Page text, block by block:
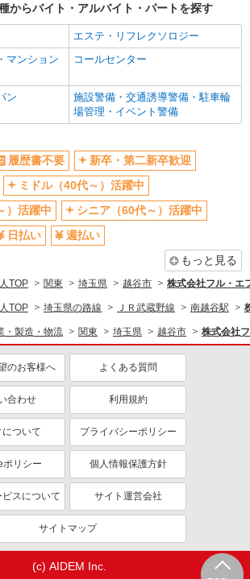
探す
探す
中
日払い
交通費支給
からバイト・アルバイト・パートを探す
エステ・リフレクソロジー
マンション
コールセンター
ン
施設警備・交通誘導警備・駐車輪
場管理・イベント警備
履歴書不要
新卒・第二新卒歓迎
ミドル（40代～）活躍中
）活躍中
シニア（60代～）活躍中
日払い
週払い
もっと見る
TOP 関東 埼玉県 越谷市 株式会社フル・エ
TOP 埼玉県の路線 ＪＲ武蔵野線 南越谷駅
・製造・物流 関東 埼玉県 越谷市 株式会社
のお客様へ よくある質問
合わせ 利用規約
について プライバシーポリシー
リシー 個人情報保護方針
ビスについて サイト運営会社
サイトマップ
(c) AIDEM Inc.